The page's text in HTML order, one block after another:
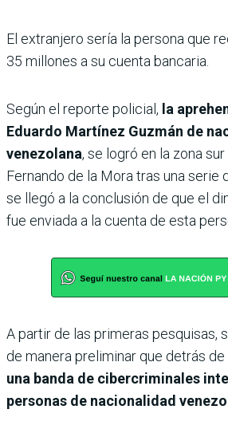
El extranjero sería la persona que
35 millones a su cuenta bancaria.
Según el reporte policial, la
Eduardo Martínez Guzmán de
venezolana, se logró en la zona
Fernando de la Mora tras una serie
se llegó a la conclusión de que el
fue enviada a la cuenta de esta
A partir de las primeras pesquisas,
de manera preliminar que detrás
una banda de cibercriminales
personas de nacionalidad